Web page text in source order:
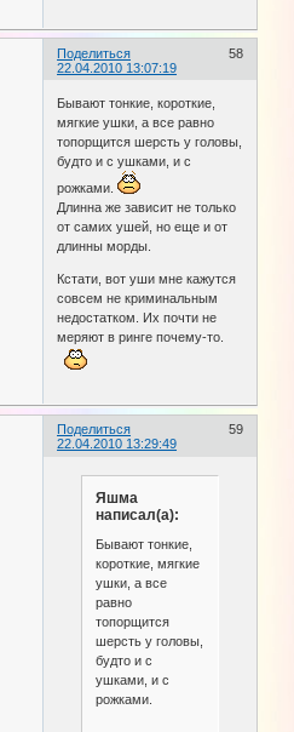
Поделиться
58
22.04.2010 13:07:19
Бывают тонкие, короткие,
мягкие ушки, а все равно
топорщится шерсть у головы,
будто и с ушками, и с
рожками.
Длинна же зависит не только
от самих ушей, но еще и от
длинны морды.
Кстати, вот уши мне кажутся
совсем не криминальным
недостатком. Их почти не
меряют в ринге почему-то.
Поделиться
59
22.04.2010 13:29:49
Яшма
написал(а):
Бывают тонкие,
короткие, мягкие
ушки, а все
равно
топорщится
шерсть у головы,
будто и с
ушками, и с
рожками.